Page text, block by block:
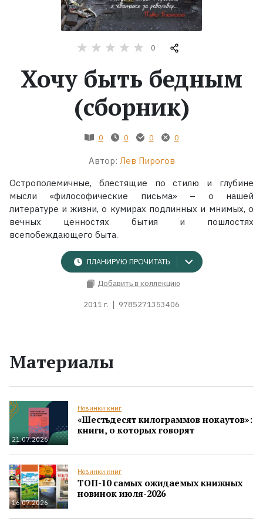
Серии
Экранизации
0
Хочу быть бедным
(сборник)
0 0 0 0
Автор: Лев Пирогов
Острополемичные, блестящие по стилю и глубине
мысли «философические письма» – о нашей
литературе и жизни, о кумирах подлинных и мнимых, о
вечных ценностях бытия и пошлостях
всепобеждающего быта.
ПЛАНИРУЮ ПРОЧИТАТЬ
Добавить в коллекцию
2011 г. 9785271353406
Материалы
21.07.2026
Новинки книг
«Шестьдесят килограммов нокаутов»:
книги, о которых говорят
16.07.2026
Новинки книг
ТОП-10 самых ожидаемых книжных
новинок июля-2026